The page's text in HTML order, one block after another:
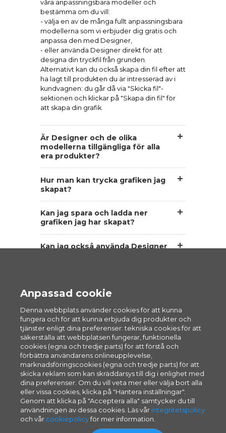
© 1994–2026 Pixartprinting S.p.A.
Subject to management and coordination by
våra anpassningsbara modeller och
bestämma om du vill:
- välja en av de många fullt anpassningsbara
modellerna som vi erbjuder dig gratis och
anpassa den med Designer,
- eller använda Designer direkt för att
designa din tryckfil från grunden.
Alternativt kan du också skapa din fil efter att
ha lagt till produkten du är intresserad av i
kundvagnen: du går då via "Skicka fil"-
sektionen och klickar på "Skapa din fil" för
att skapa din grafik.
Är Designer och de olika
modellerna tillgängliga för alla
era produkter?
Hur man kan trycka grafiken jag
skapat?
Kan jag spara och ladda ner
grafiken jag har skapat?
Kan jag också använda Designer
Hur mycket kostar det att
använda Designer och de
anpassningsbara modellerna?
Anpassad cookie
Denna webbplats använder cookies för att kunna
fungera och för att kunna erbjuda dig produkter och
tjänster enligt dina preferenser: tekniska cookies för att
säkerställa att webbplatsen fungerar, funktionella
cookies (egna och tredje parts) för att förstå och
förbättra användarens onlineupplevelse,
marknadsföringscookies (egna och tredje parts) för att
skicka reklam som kan skräddarsys till dig i enlighet med
dina preferenser. Om du vill veta mer eller välja bort alla
eller vissa cookies, klicka på "Hantera inställningar".
Genom att klicka på "Acceptera alla" samtycker du till
användningen av dessa cookies. Läs vår integritetspolicy
och vår cookiepolicyför mer information.